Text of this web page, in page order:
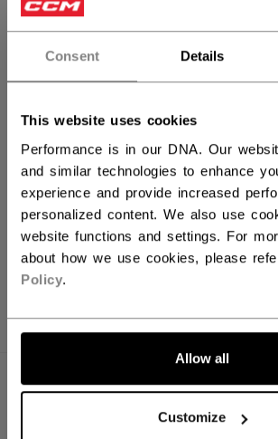
Consent Details
This website uses cookies
Performance is in our DNA. Our
and similar technologies to enhance
experience and provide increased
personalized content. We also use
website functions and settings. For
about how we use cookies, please
Policy.
Allow all
Customize
IN DEN WARENKORB
FILIALVERFÜGBARKEIT
Kostenfreie Rücksendungen
PRODUKTFOTOS ANGABEN
ANGABEN
BTPRO32-NA